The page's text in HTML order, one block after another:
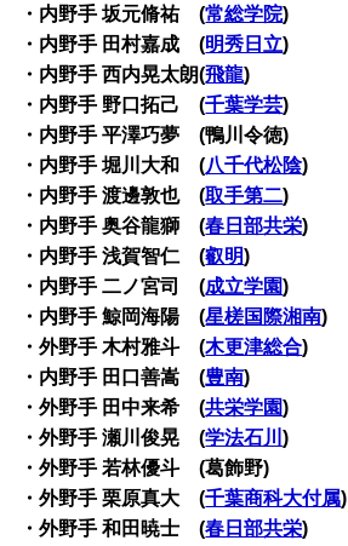
・内野手 坂元脩祐 (常総学院)
・内野手 田村嘉成 (明秀日立)
・内野手 西内晃太朗(飛龍)
・内野手 野口拓己 (千葉学芸)
・内野手 平澤巧夢 (鴨川令徳)
・内野手 堀川大和 (八千代松陰)
・内野手 渡邊敦也 (取手第二)
・内野手 奥谷龍獅 (春日部共栄)
・内野手 浅賀智仁 (叡明)
・内野手 二ノ宮司 (成立学園)
・内野手 鯨岡海陽 (星槎国際湘南)
・外野手 木村雅斗 (木更津総合)
・内野手 田口善嵩 (豊南)
・外野手 田中来希 (共栄学園)
・外野手 瀬川俊晃 (学法石川)
・外野手 若林優斗 (葛飾野)
・外野手 栗原真大 (千葉商科大付属)
・外野手 和田暁士 (春日部共栄)